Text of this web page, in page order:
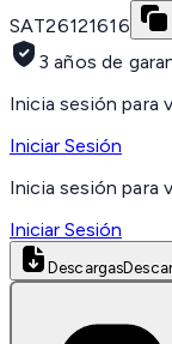
SAT26121616
3 años de
Inicia sesión para
Iniciar Sesión
Inicia sesión para
Iniciar Sesión
Descargas